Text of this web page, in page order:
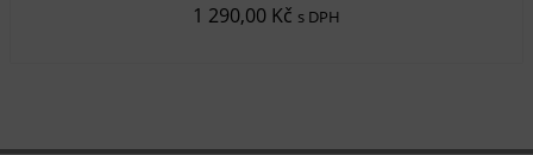
1 290,00 Kč s DPH